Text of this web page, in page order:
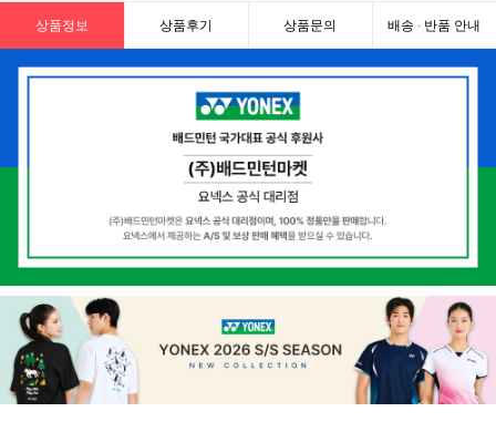
상품정보 상품후기 상품문의 배송 · 반품 안내